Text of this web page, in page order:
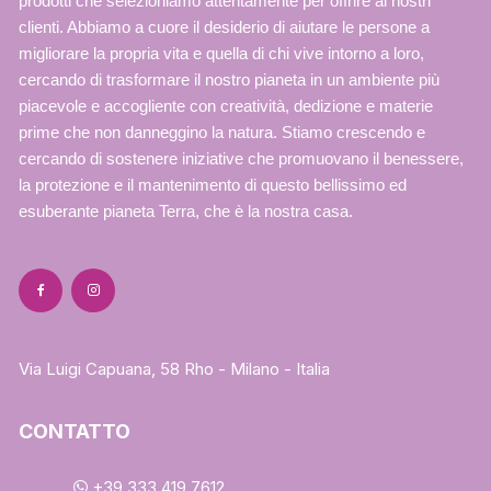
clienti. Abbiamo a cuore il desiderio di aiutare le persone a
migliorare la propria vita e quella di chi vive intorno a loro,
cercando di trasformare il nostro pianeta in un ambiente più
piacevole e accogliente con creatività, dedizione e materie
prime che non danneggino la natura. Stiamo crescendo e
cercando di sostenere iniziative che promuovano il benessere,
la protezione e il mantenimento di questo bellissimo ed
esuberante pianeta Terra, che è la nostra casa.
Via Luigi Capuana, 58 Rho - Milano - Italia
CONTATTO